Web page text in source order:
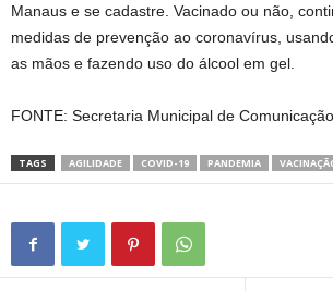
Manaus e se cadastre. Vacinado ou não,
medidas de prevenção ao coronavírus,
as mãos e fazendo uso do álcool em gel.
FONTE: Secretaria Municipal de Comunicação
TAGS AGILIDADE COVID-19 PANDEMIA